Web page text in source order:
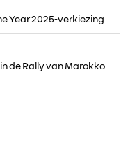
Year 2025-verkiezing
de Rally van Marokko